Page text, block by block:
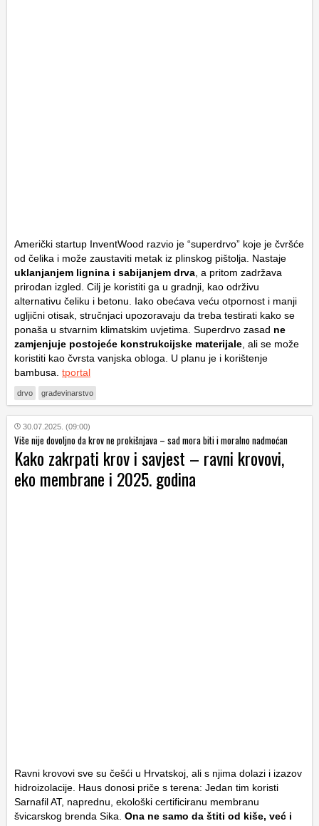
Američki startup InventWood razvio je “superdrvo” koje je čvršće
od čelika i može zaustaviti metak iz plinskog pištolja. Nastaje
uklanjanjem lignina i sabijanjem drva, a pritom zadržava
prirodan izgled. Cilj je koristiti ga u gradnji, kao održivu
alternativu čeliku i betonu. Iako obećava veću otpornost i manji
ugljični otisak, stručnjaci upozoravaju da treba testirati kako se
ponaša u stvarnim klimatskim uvjetima. Superdrvo zasad ne
zamjenjuje postojeće konstrukcijske materijale, ali se može
koristiti kao čvrsta vanjska obloga. U planu je i korištenje
bambusa. tportal
drvo građevinarstvo
30.07.2025. (09:00)
Više nije dovoljno da krov ne prokišnjava – sad mora biti i moralno nadmoćan
Kako zakrpati krov i savjest – ravni krovovi,
eko membrane i 2025. godina
Ravni krovovi sve su češći u Hrvatskoj, ali s njima dolazi i izazov
hidroizolacije. Haus donosi priče s terena: Jedan tim koristi
Sarnafil AT, naprednu, ekološki certificiranu membranu
švicarskog brenda Sika. Ona ne samo da štiti od kiše, već i